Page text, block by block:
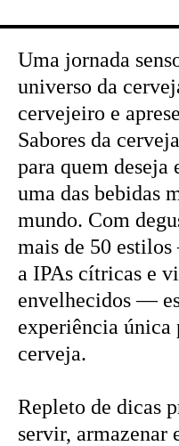
Uma jornada
universo da
cervejeiro e
Sabores da
para quem deseja
uma das bebidas
mundo. Com
mais de 50
a IPAs cítricas e
envelhecidos —
experiência única
cerveja.
Repleto de dicas
servir, armazenar